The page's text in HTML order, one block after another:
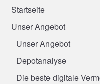
Startseite
Unser Angebot
Unser Angebot
Depotanalyse
Die beste digitale